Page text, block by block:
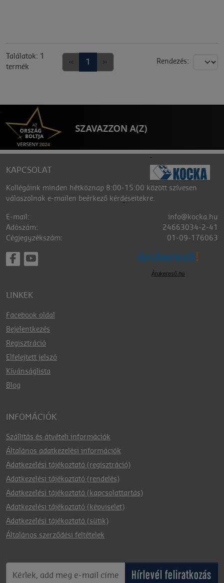
Találatok: 1
termék
1 Rendezés:
KAPCSOLAT
Kollégáink minden hétköznap 8:00-15:00 között szívesen
válaszolnak e-mailen beérkező kérdéseitekre.
E-mail:
info@kocka.hu
Adószám:
24663034-2-41
Cégjegyzékszám:
01-09-176063
Árukereső.hu
LINKEK
Facebook oldal
Bejelentkezés
Regisztráció
Elfelejtett jelszó
Kívánságlista
Blog
INFOMÁCIÓK
Szállítás és átvételi információk
Általános adatkezelési információk
Adatkezelési tájékoztató (regisztráció)
Adatkezelési tájékoztató (rendelés)
Adatkezelési tájékoztató (kapcsolattartás)
Adatkezelési tájékoztató (képviselet)
Adatkezelési tájékoztató (sütik)
Általános szerződési feltételek
Hírlevél feliratkozás